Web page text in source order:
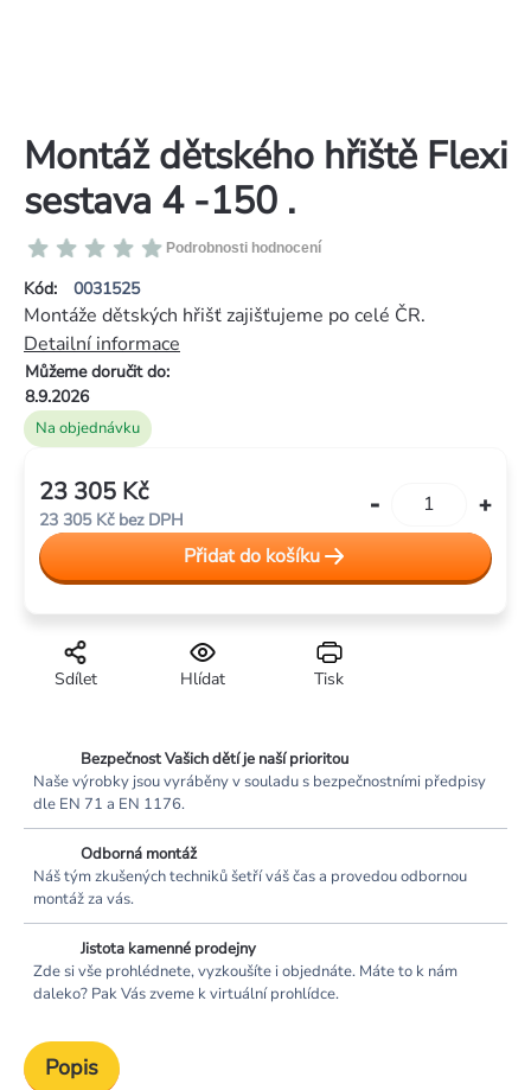
Montáž dětského hřiště Flexi
sestava 4 -150 .
Kód: 0031525
Průměrné
hodnocení
produktu
je
0,0
z
5
hvězdiček.
Podrobnosti hodnocení
Na objednávku
Můžeme doručit do:
8.9.2026
Montáže dětských hřišť zajišťujeme po celé ČR.
Detailní informace
Tisk
Hlídat
Sdílet
23 305 Kč
23 305 Kč bez DPH
cena:
Přidat do košíku
Bezpečnost Vašich dětí je naší prioritou
Naše výrobky jsou vyráběny v souladu s bezpečnostními předpisy
dle EN 71 a EN 1176.
Odborná montáž
Náš tým zkušených techniků šetří váš čas a provedou odbornou
montáž za vás.
Jistota kamenné prodejny
Zde si vše prohlédnete, vyzkoušíte i objednáte. Máte to k nám
daleko? Pak Vás zveme k virtuální prohlídce.
Popis